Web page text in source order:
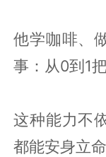
他学咖啡、
事：从0到1
这种能力不
都能安身立命